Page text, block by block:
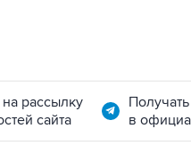
рассылку
сайта
в